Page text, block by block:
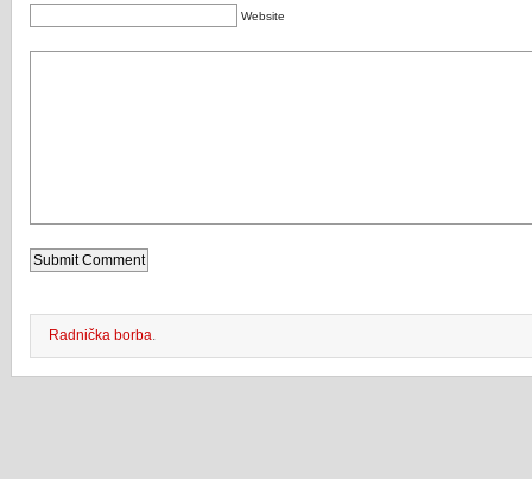
Website
Radnička borba.